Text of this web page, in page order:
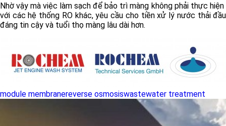
Nhờ vậy mà việc làm sạch để bảo trì màng không phải thực
với các hệ thống RO khác, yêu cầu cho tiền xử lý nước thải
đáng tin cậy và tuổi thọ màng lâu dài hơn.
module membranereverse osmosiswastewater treatment